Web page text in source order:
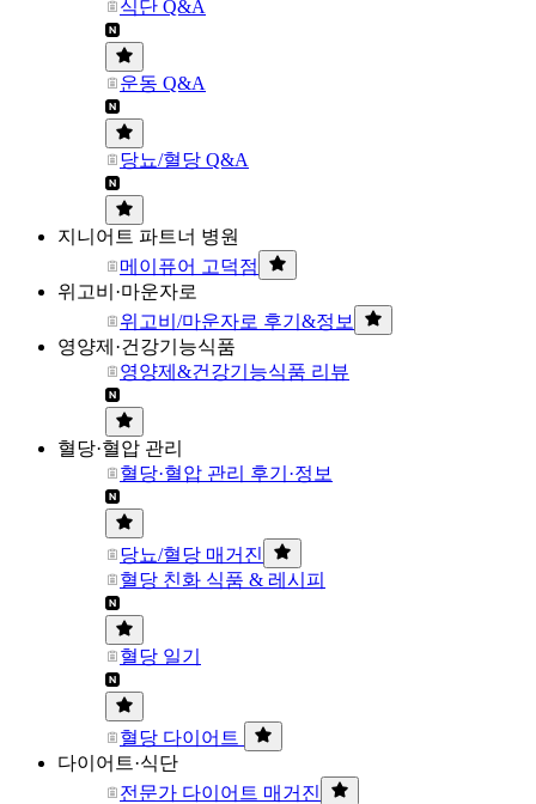
식단 Q&A
운동 Q&A
당뇨/혈당 Q&A
지니어트 파트너 병원
메이퓨어 고덕점
위고비·마운자로
위고비/마운자로 후기&정보
영양제·건강기능식품
영양제&건강기능식품 리뷰
혈당·혈압 관리
혈당·혈압 관리 후기·정보
당뇨/혈당 매거진
혈당 친화 식품 & 레시피
혈당 일기
혈당 다이어트
다이어트·식단
전문가 다이어트 매거진